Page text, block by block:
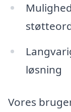
løsning
Vores